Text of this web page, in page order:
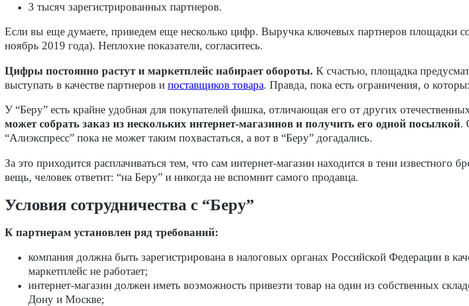
3 тысяч зарегистрированных партнеров.
Если вы еще думаете, приведем еще несколько цифр. Выручка ключевых партнеров площадки
ноябрь 2019 года). Неплохие показатели, согласитесь.
Цифры постоянно растут и маркетплейс набирает обороты. К счастью, площадка
выступать в качестве партнеров и поставщиков товара. Правда, пока есть ограничения, о
У “Беру” есть крайне удобная для покупателей фишка, отличающая его от других
может собрать заказ из нескольких интернет-магазинов и получить его одной посылкой.
“Алиэкспресс” пока не может таким похвастаться, а вот в “Беру” догадались.
За это приходится расплачиваться тем, что сам интернет-магазин находится в тени известного
вещь, человек ответит: “на Беру” и никогда не вспомнит самого продавца.
Условия сотрудничества с “Беру”
К партнерам установлен ряд требований:
компания должна быть зарегистрирована в налоговых органах Российской Федерации в
маркетплейс не работает;
интернет-магазин должен иметь возможность привезти товар на один из собственных
Дону и Москве;